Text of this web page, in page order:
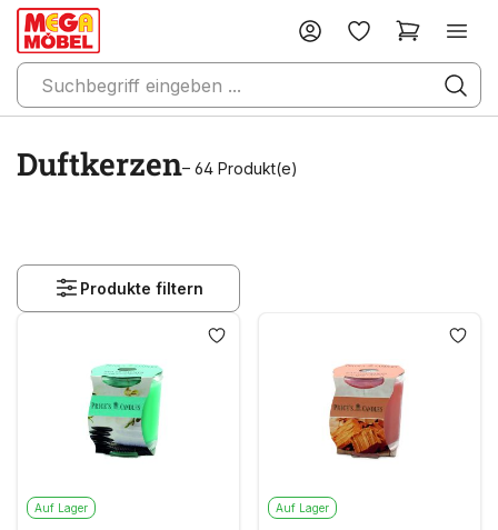
Duftkerzen– 64 Produkt(e)
Produkte filtern
Auf Lager Auf Lager